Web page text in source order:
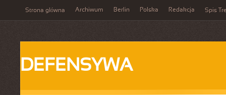
Strona główna Archiwum Berlin Polska Redakcja Spis
DEFENSYWA